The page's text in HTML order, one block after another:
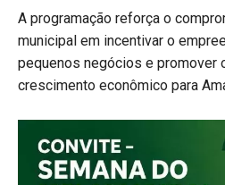
A programação reforça o
municipal em incentivar o
pequenos negócios e promover
crescimento econômico para